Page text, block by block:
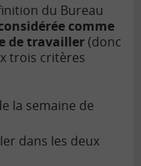
du Bureau
comme
de travailler(donc
trois critères
la semaine de
dans les deux